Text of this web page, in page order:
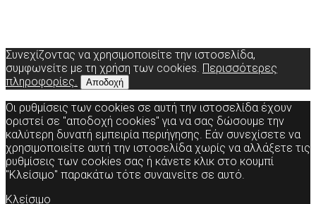
Συνεχίζοντας να χρησιμοποιείτε την ιστοσελίδα,
συμφωνείτε με τη χρήση των cookies. Περισσότερες
πληροφορίες.
Αποδοχή
Οι ρυθμίσεις των cookies σε αυτή την ιστοσελίδα έχουν
οριστεί σε "αποδοχή cookies" για να σας δώσουμε την
καλύτερη δυνατή εμπειρία περιήγησης. Εάν συνεχίσετε να
χρησιμοποιείτε αυτή την ιστοσελίδα χωρίς να αλλάξετε τις
ρυθμίσεις των cookies σας ή κάνετε κλικ στο κουμπί
"Κλείσιμο" παρακάτω τότε συναινείτε σε αυτό.
Κλείσιμο